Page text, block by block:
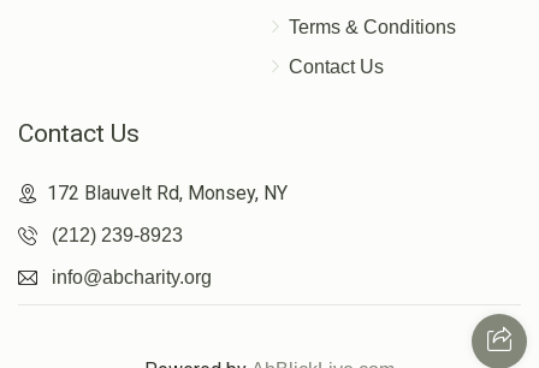
Terms & Conditions
Contact Us
Contact Us
172 Blauvelt Rd, Monsey, NY
(212) 239-8923
info@abcharity.org